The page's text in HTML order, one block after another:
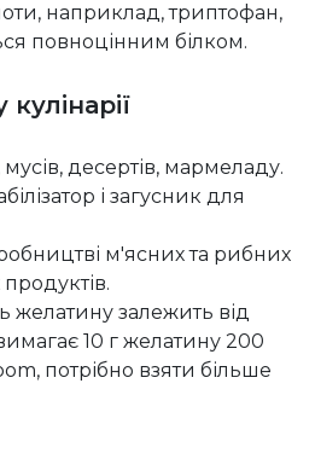
наприклад, триптофан,
повноцінним білком.
десертів, мармеладу.
і загусник для
м'ясних та рибних
желатину залежить від
10 г желатину 200
потрібно взяти більше